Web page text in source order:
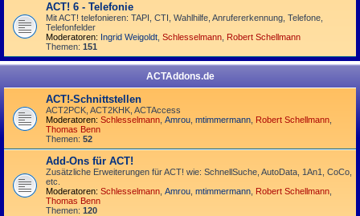
ACT! 6 - Telefonie
Mit ACT! telefonieren: TAPI, CTI, Wahlhilfe, Anrufererkennung, Telefone,
Telefonfelder
Moderatoren: Ingrid Weigoldt Schlesselmann Robert Schellmann
Themen: 151
ACTAddons.de
ACT!-Schnittstellen
ACT2PCK, ACT2KHK, ACTAccess
Moderatoren: Schlesselmann Amrou mtimmermann Robert Schellmann
Thomas Benn
Themen: 52
Add-Ons für ACT!
Zusätzliche Erweiterungen für ACT! wie: SchnellSuche, AutoData, 1An1, CoCo,
etc.
Moderatoren: Schlesselmann Amrou mtimmermann Robert Schellmann
Thomas Benn
Themen: 120